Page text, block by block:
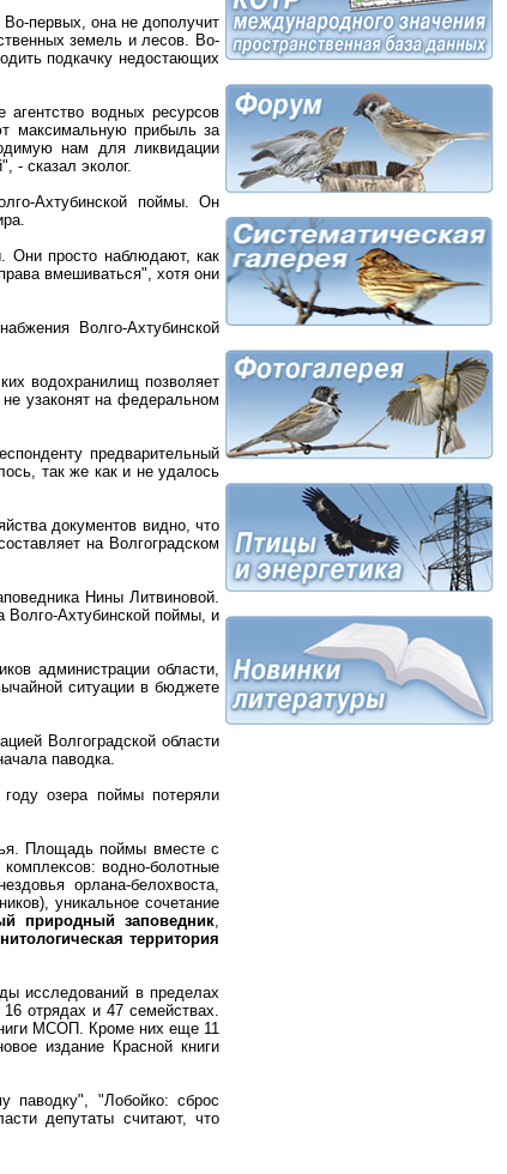
первых, она не дополучит
земель и лесов. Во-
подкачку недостающих
водных ресурсов
максимальную прибыль за
нам для ликвидации
- сказал эколог.
Ахтубинской поймы. Он
Они просто наблюдают, как
вмешиваться", хотя они
Волго-Ахтубинской
водохранилищ позволяет
узаконят на федеральном
предварительный
так же как и не удалось
документов видно, что
на Волгоградском
Нины Литвиновой.
Волго-Ахтубинской поймы, и
администрации области,
ситуации в бюджете
Волгоградской области
паводка.
озера поймы потеряли
Площадь поймы вместе с
водно-болотные
орлана-белохвоста,
уникальное сочетание
природный заповедник,
территория
исследований в пределах
отрядах и 47 семействах.
МСОП. Кроме них еще 11
издание Красной книги
паводку", "Лобойко: сброс
депутаты считают, что